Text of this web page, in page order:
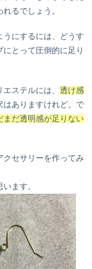
るでしょう。
うにするには、どうす
とって圧倒的に足り
ステルには、 透け感
はありますけれど。で
まだ透明感が足りない
クセサリーを作ってみ
ます。